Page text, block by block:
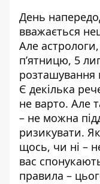
День
вважається
Але астрологи,
п’ятницю, 5
розташування
Є декілька
не варто. Але
– не можна
ризикувати.
щось, чи ні –
вас
правила –